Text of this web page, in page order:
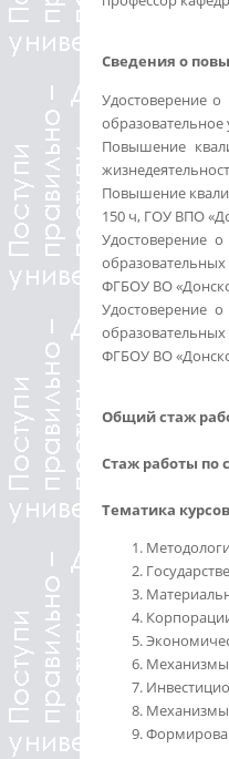
Сведения о
Удостоверение о
образовательное
Повышение
Повышение
150 ч, ГОУ ВПО
Удостоверение
ФГБОУ ВО
Удостоверение
ФГБОУ ВО
Общий стаж
Стаж работы по
Тематика
Механизмы
Механизмы